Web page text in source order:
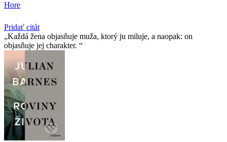
Hore
Pridať citát
Každá žena objasňuje muža, ktorý ju miluje, a naopak: on
objasňuje jej charakter.